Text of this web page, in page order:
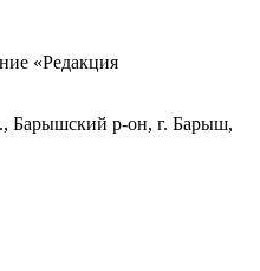
«Редакция
Барышский р-он, г. Барыш,